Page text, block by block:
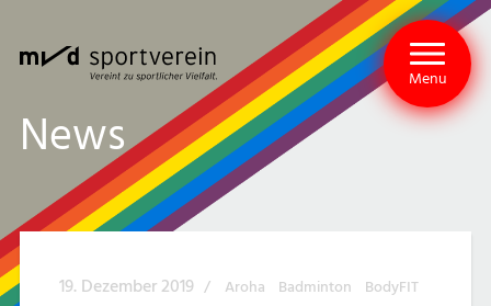
Menu
News
19. Dezember 2019 / Aroha Badminton
BodyFIT